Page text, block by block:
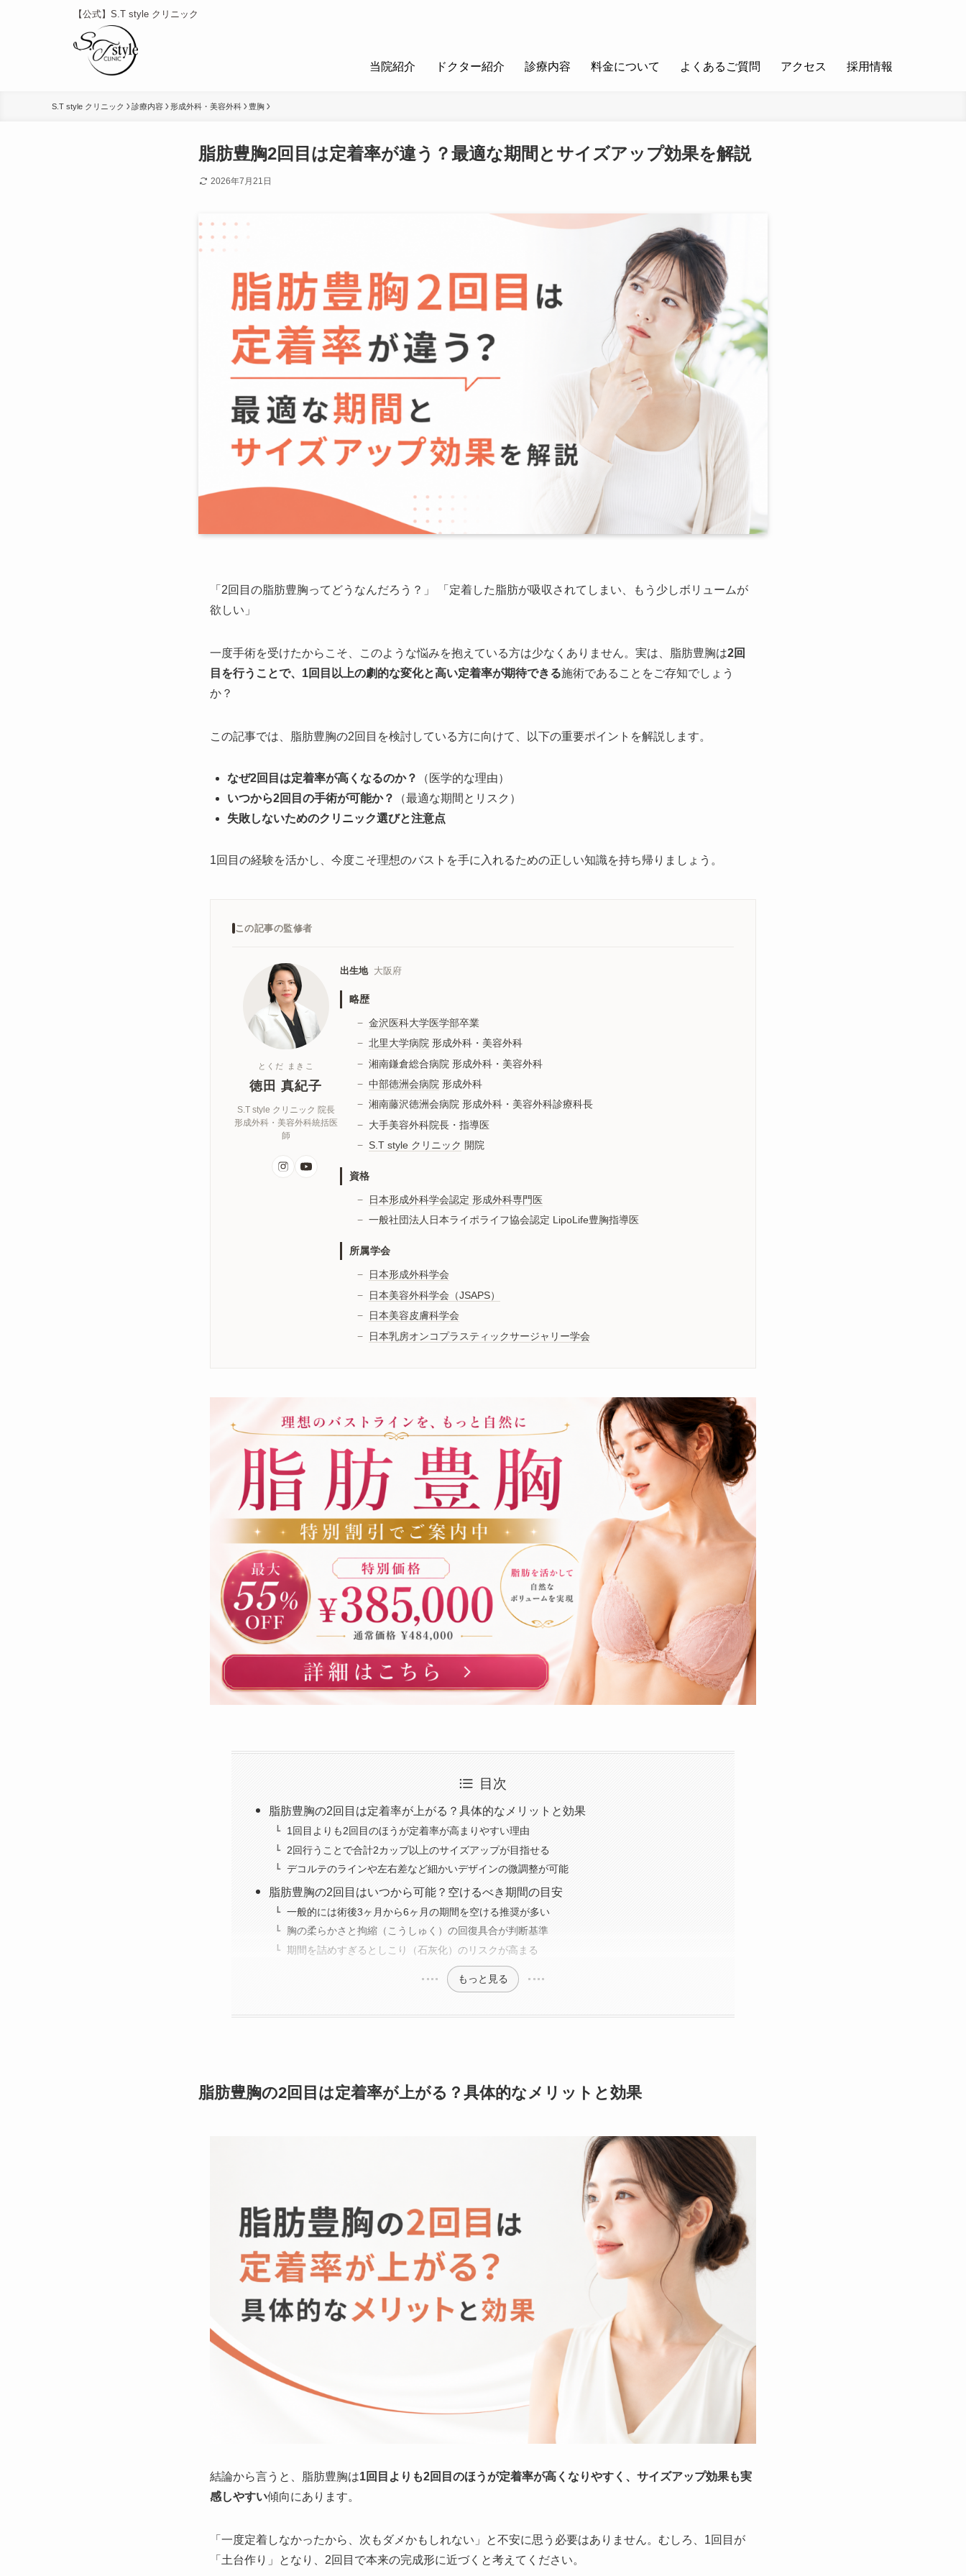
【公式】S.T style クリニック
当院紹介 ドクター紹介 診療内容 料金について よくあるご質問 アクセス 採用情報
S.T style クリニック 診療内容 形成外科・美容外科 豊胸
脂肪豊胸2回目は定着率が違う？最適な期間とサイズアップ効果を解説
2026年7月21日
「2回目の脂肪豊胸ってどうなんだろう？」 「定着した脂肪が吸収されてしまい、もう少しボリュームが
欲しい」
一度手術を受けたからこそ、このような悩みを抱えている方は少なくありません。実は、脂肪豊胸は2回
目を行うことで、1回目以上の劇的な変化と高い定着率が期待できる施術であることをご存知でしょう
か？
この記事では、脂肪豊胸の2回目を検討している方に向けて、以下の重要ポイントを解説します。
なぜ2回目は定着率が高くなるのか？
（医学的な理由）
いつから2回目の手術が可能か？
（最適な期間とリスク）
失敗しないためのクリニック選びと注意点
1回目の経験を活かし、今度こそ理想のバストを手に入れるための正しい知識を持ち帰りましょう。
この記事の監修者
とくだ まきこ
徳田 真紀子
S.T style クリニック 院長
形成外科・美容外科統括医
師
出生地 大阪府
略歴
金沢医科大学医学部卒業
北里大学病院形成外科・美容外科
湘南鎌倉総合病院 形成外科・美容外科
中部徳洲会病院 形成外科
湘南藤沢徳洲会病院 形成外科・美容外科診療科長
大手美容外科院長・指導医
S.T style クリニック 開院
資格
日本形成外科学会認定 形成外科専門医
一般社団法人日本ライポライフ協会認定 LipoLife豊胸指導医
所属学会
日本形成外科学会
日本美容外科学会（JSAPS）
日本美容皮膚科学会
日本乳房オンコプラスティックサージャリー学会
目次
脂肪豊胸の2回目は定着率が上がる？具体的なメリットと効果
1回目よりも2回目のほうが定着率が高まりやすい理由
2回行うことで合計2カップ以上のサイズアップが目指せる
デコルテのラインや左右差など細かいデザインの微調整が可能
脂肪豊胸の2回目はいつから可能？空けるべき期間の目安
一般的には術後3ヶ月から6ヶ月の期間を空ける推奨が多い
胸の柔らかさと拘縮（こうしゅく）の回復具合が判断基準
期間を詰めすぎるとしこり（石灰化）のリスクが高まる
もっと見る
脂肪豊胸の2回目は定着率が上がる？具体的なメリットと効果
結論から言うと、脂肪豊胸は1回目よりも2回目のほうが定着率が高くなりやすく、サイズアップ効果も実
感しやすい傾向にあります。
「一度定着しなかったから、次もダメかもしれない」と不安に思う必要はありません。むしろ、1回目が
「土台作り」となり、2回目で本来の完成形に近づくと考えてください。